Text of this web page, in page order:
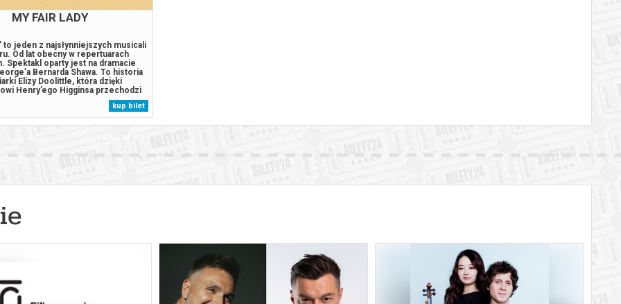
MY FAIR LADY
to jeden z najsłynniejszych musicali
Od lat obecny w repertuarach
Spektakl oparty jest na dramacie
Bernarda Shawa. To historia
Elizy Doolittle, która dzięki
Henry’ego Higginsa przechodzi
Celem profesora jest
nienagannej wymowy i
tak, by mogła...
kup bilet